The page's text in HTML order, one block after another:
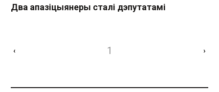
Два апазіцыянеры сталі дэпутатамі
‹ 1 ›